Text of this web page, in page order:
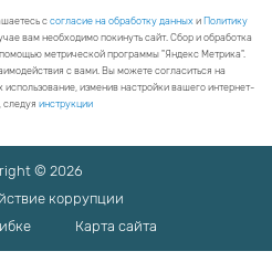
с согласие на обработку данныхи Политику
вам необходимо покинуть сайт. Сбор и обработка
метрической программы "Яндекс Метрика".
с вами. Вы можете согласиться на
использование, изменив настройки вашего интернет-
следуя инструкции
© 2026
коррупции
Карта сайта